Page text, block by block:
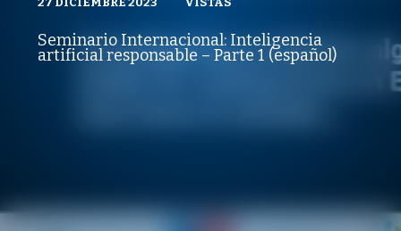
GOBLAB UAI 27 DICIEMBRE 2023
REPRODUCCIONES
VISTAS
Seminario Internacional: Inteligencia
artificial responsable – Parte 1 (español)
VISTAS